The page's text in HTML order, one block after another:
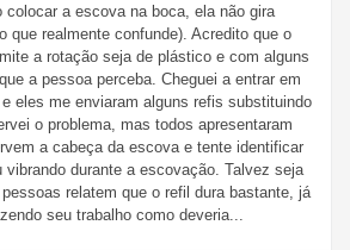
colocar a escova na boca, ela não gira
que realmente confunde). Acredito que o
a rotação seja de plástico e com alguns
a pessoa perceba. Cheguei a entrar em
eles me enviaram alguns refis substituindo
o problema, mas todos apresentaram
a cabeça da escova e tente identificar
vibrando durante a escovação. Talvez seja
relatem que o refil dura bastante, já
seu trabalho como deveria...